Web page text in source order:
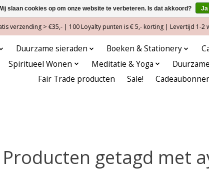
verzending > €35,- | 100 Loyalty punten is € 5,- korting | Levertijd 1-2
Duurzame sieraden Boeken & Stationery
Spiritueel Wonen Meditatie & Yoga
Fair Trade producten
Sale!
Producten getagd met
slaan cookies op om onze website te verbeteren. Is dat akkoord? Ja